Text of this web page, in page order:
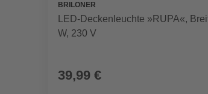
BRILONER
LED-Deckenleuchte »RUPA«,
W, 230 V
39,99 €